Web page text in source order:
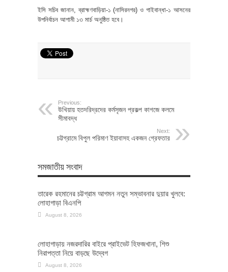
ইসি সচিব জানান, ব্রাহ্মণবাড়িয়া-১ (নাসিরনগর) ও গাইবান্ধা-১ আসনের
উপনির্বাচন আগামী ১৩ মার্চ অনুষ্ঠিত হবে।
Previous:
উখিয়ায় হতদরিদ্রদের কর্মসৃজন প্রকল্প কাগজে কলমে
সীমাবদ্ধ
Next:
চট্টগ্রামে বিপুল পরিমাণ ইয়াবাসহ একজন গ্রেফতার
সমজাতীয় সংবাদ
তারেক রহমানের চট্টগ্রাম আগমন নতুন সম্ভাবনার দুয়ার খুলবে:
লোহাগাড়া বিএনপি
August 8, 2026
লোহাগাড়ায় নজরদারির বাইরে প্রাইভেট হিফজখানা, শিশু
নিরাপত্তা নিয়ে বাড়ছে উদ্বেগ
August 8, 2026